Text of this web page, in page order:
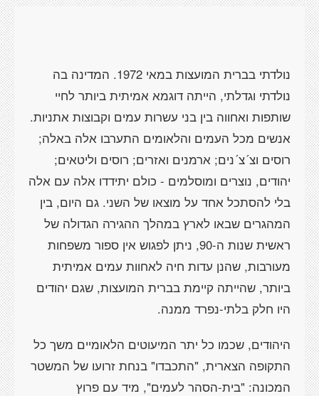
נולדתי בברית המועצות במאי 1972. המדינה בה
נולדתי וגדלתי, הייתה דוגמא אמיתית ביותר לחיי
שותפות ואחווה בין בני עשרות עמים וקבוצות אתניות.
אנשים מכל העמים והלאומים התערבו אלה באלה;
רוסים וצ´צ´נים; ארמנים ואזרים; רוסים וליטאים;
יהודים, נוצרים ומוסלמים - כולם יתידדו אלה עם אלה
בלי להסתכל אחד על מוצאו של השני. גם היום, בין
המהגרים שבאו לארץ במהלך ההגירה הגדולה של
ראשית שנות ה-90, ניתן לפגוש אין ספור משפחות
מעורבות, שהנן עדות חיה לאחוות עמים אמיתית
ביותר, שהייתה קיימת בברית המועצות, שגם יהודים
היו חלק בלתי-נפרד ממנה.
היהודים, שכמו כל יתר המיעוטים הלאומיים משך כל
התקופה הצארית, "התכבדו" בנחת זרועו של המשטר
המכונה: "בית-הסהר לעמים", מיד עם פרוץ